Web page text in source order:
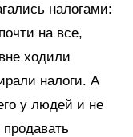
налогами:
на все,
ходили
налоги. А
у людей и не